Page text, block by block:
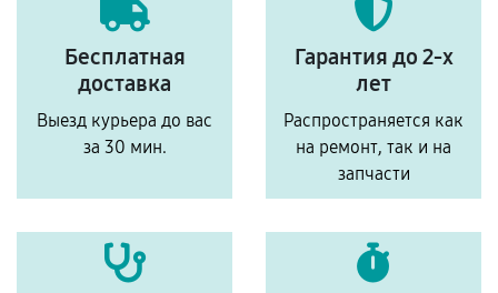
Бесплатная
доставка
Выезд курьера до вас
за 30 мин.
Гарантия до 2-х
лет
Распространяется как
на ремонт, так и на
запчасти